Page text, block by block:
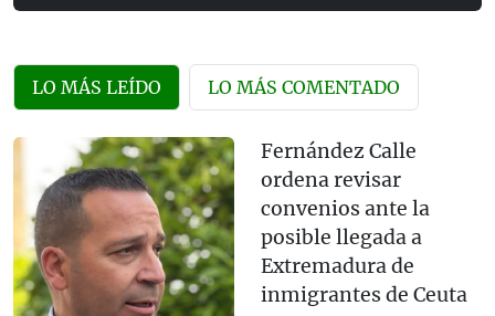
LO MÁS LEÍDO LO MÁS COMENTADO
Fernández Calle
ordena revisar
convenios ante la
posible llegada a
Extremadura de
inmigrantes de Ceuta